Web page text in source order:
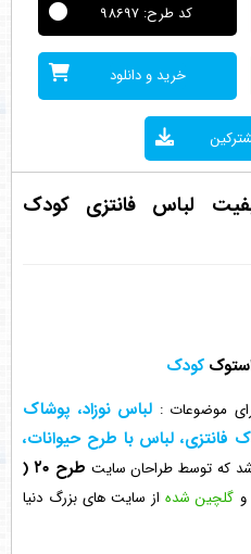
کد طرح: 98697
خرید و دانلود
باکیفیت لباس فانتزی کودک
کودک
موضوعات : لباس نوزاد، پوشاک
فانتزی، لباس با طرح حیوانات،
که توسط طراحان سایت طرح ۲۰
(
و گلچین شدهاز سایت های بزرگ دنیا